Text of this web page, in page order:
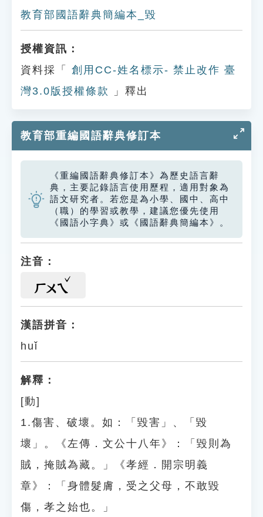
教育部國語辭典簡編本_毀
授權資訊：
資料採「
創用CC-姓名標示- 禁止改作 臺
灣3.0版授權條款
」釋出
教育部重編國語辭典修訂本
《重編國語辭典修訂本》為歷史語言辭
典，主要記錄語言使用歷程，適用對象為
語文研究者。若您是為小學、國中、高中
（職）的學習或教學，建議您優先使用
《國語小字典》或《國語辭典簡編本》。
注音：
ㄏㄨㄟ
漢語拼音：
huǐ
解釋：
[動]
1.傷害、破壞。如：「毀害」、「毀
壞」。《左傳．文公十八年》：「毀則為
賊，掩賊為藏。」《孝經．開宗明義
章》：「身體髮膚，受之父母，不敢毀
傷，孝之始也。」